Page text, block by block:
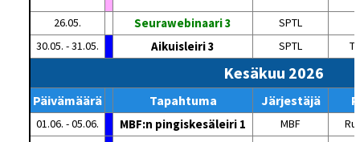
26.05. Seurawebinaari 3 SPTL
30.05. - 31.05.
Aikuisleiri 3 SPTL
Kesäkuu 2026
Päivämäärä Tapahtuma Järjestäjä
01.06. - 05.06. MBF:n pingiskesäleiri 1 MBF